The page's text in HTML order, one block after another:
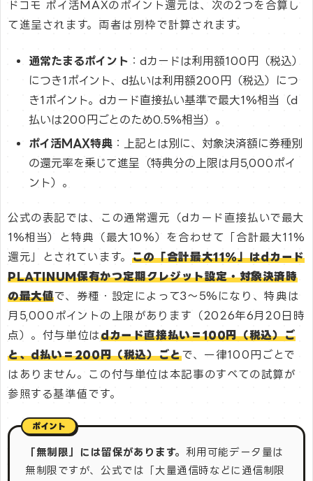
ドコモ ポイ活MAXのポイント還元は、次の2つを合算し
て進呈されます。両者は別枠で計算されます。
通常たまるポイント ：dカードは利用額100円（税込）
につき1ポイント、d払いは利用額200円（税込）につ
き1ポイント。dカード直接払い基準で最大1%相当（d
払いは200円ごとのため0.5%相当）。
ポイ活MAX特典 ：上記とは別に、対象決済額に券種別
の還元率を乗じて進呈（特典分の上限は月5,000ポイ
ント）。
公式の表記では、この通常還元（dカード直接払いで最大
1%相当）と特典（最大10%）を合わせて「合計最大11%
還元」とされています。 この「合計最大11%」はdカード
PLATINUM保有かつ定期クレジット設定・対象決済時
の最大値で、券種・設定によって3〜5%になり、特典は
月5,000ポイントの上限があります（2026年6月20日時
点）。付与単位はdカード直接払い＝100円（税込）ご
と、d払い＝200円（税込）ごとで、一律100円ごとで
はありません。この付与単位は本記事のすべての試算が
参照する基準値です。
「無制限」には留保があります。 利用可能データ量は
無制限ですが、公式では「大量通信時などに通信制限